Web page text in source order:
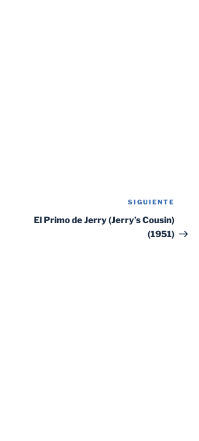
SIGUIENTE
El Primo de Jerry (Jerry’s Cousin)
(1951)